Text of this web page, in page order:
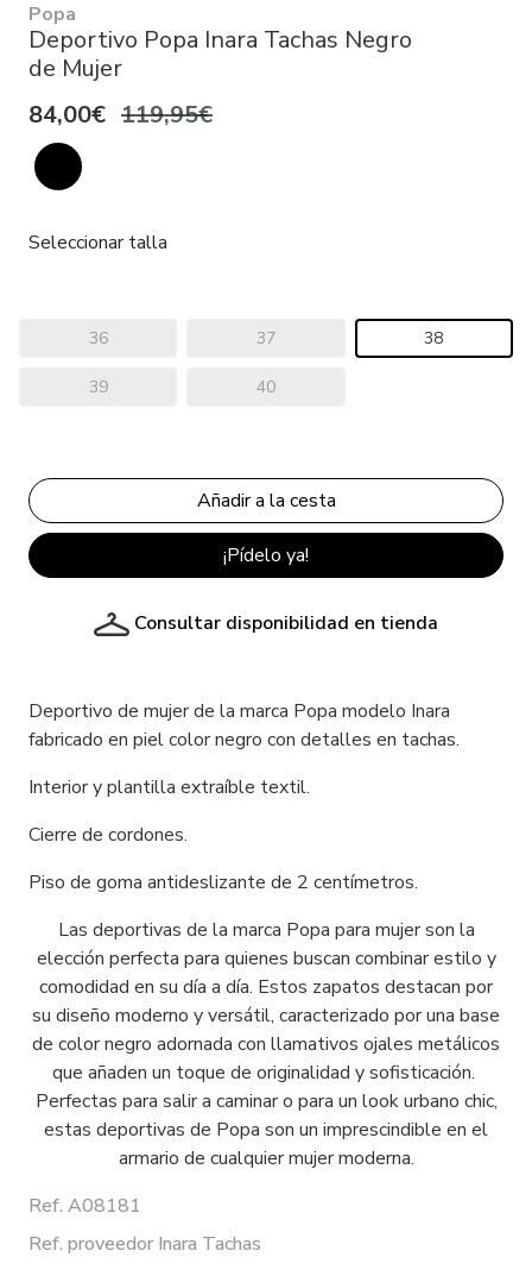
Popa
Deportivo Popa Inara Tachas Negro
de Mujer
84,00€ 119,95€
Seleccionar talla
36 37 38
39 40
¡Pídelo ya!
Consultar disponibilidad en tienda
Deportivo de mujer de la marca Popa modelo Inara
fabricado en piel color negro con detalles en tachas.
Interior y plantilla extraíble textil.
Cierre de cordones.
Piso de goma antideslizante de 2 centímetros.
Las deportivas de la marca Popa para mujer son la
elección perfecta para quienes buscan combinar estilo y
comodidad en su día a día. Estos zapatos destacan por
su diseño moderno y versátil, caracterizado por una base
de color negro adornada con llamativos ojales metálicos
que añaden un toque de originalidad y sofisticación.
Perfectas para salir a caminar o para un look urbano chic,
estas deportivas de Popa son un imprescindible en el
armario de cualquier mujer moderna.
Ref. A08181
Ref. proveedor Inara Tachas